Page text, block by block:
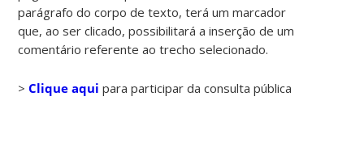
parágrafo do corpo de texto, terá um marcador
que, ao ser clicado, possibilitará a inserção de um
comentário referente ao trecho selecionado.
>Clique aqui para participar da consulta pública